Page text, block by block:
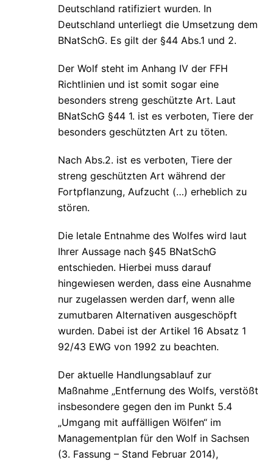
Deutschland ratifiziert wurden. In
Deutschland unterliegt die Umsetzung dem
BNatSchG. Es gilt der §44 Abs.1 und 2.
Der Wolf steht im Anhang IV der FFH
Richtlinien und ist somit sogar eine
besonders streng geschützte Art. Laut
BNatSchG §44 1. ist es verboten, Tiere der
besonders geschützten Art zu töten.
Nach Abs.2. ist es verboten, Tiere der
streng geschützten Art während der
Fortpflanzung, Aufzucht (…) erheblich zu
stören.
Die letale Entnahme des Wolfes wird laut
Ihrer Aussage nach §45 BNatSchG
entschieden. Hierbei muss darauf
hingewiesen werden, dass eine Ausnahme
nur zugelassen werden darf, wenn alle
zumutbaren Alternativen ausgeschöpft
wurden. Dabei ist der Artikel 16 Absatz 1
92/43 EWG von 1992 zu beachten.
Der aktuelle Handlungsablauf zur
Maßnahme „Entfernung des Wolfs, verstößt
insbesondere gegen den im Punkt 5.4
„Umgang mit auffälligen Wölfen“ im
Managementplan für den Wolf in Sachsen
(3. Fassung – Stand Februar 2014),